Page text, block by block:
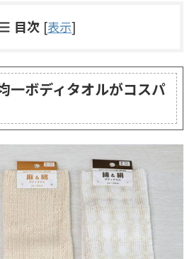
目次 [表示]
一ボディタオルがコスパ